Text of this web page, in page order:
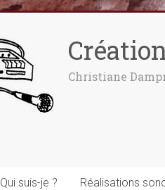
Christiane
Qui suis-je ? Réalisations